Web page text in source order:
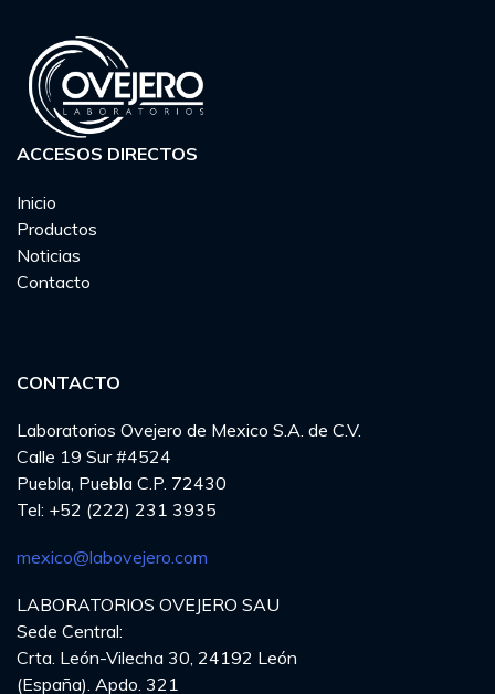
ACCESOS DIRECTOS
Inicio
Productos
Noticias
Contacto
CONTACTO
Laboratorios Ovejero de Mexico S.A. de C.V.
Calle 19 Sur #4524
Puebla, Puebla C.P. 72430
Tel: +52 (222) 231 3935
mexico@labovejero.com
LABORATORIOS OVEJERO SAU
Sede Central:
Crta. León-Vilecha 30, 24192 León
(España). Apdo. 321